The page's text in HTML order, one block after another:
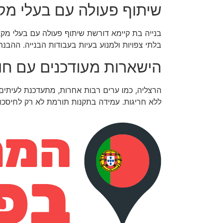
שיתוף פעולה עם בעלי
בנייה בת קיימא דורשת שיתוף פעולה עם בעלי
בלתי צפויות ולמנוע בעיות בעבודות הבנייה.
הישארות מעודכנים עם
הרצליה, כמו ערים רבות אחרות, מתעדכנת
ללא חריגות. עמידה בתקנות תורמת לא רק